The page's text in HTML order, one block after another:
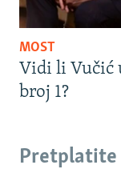
MOST
Vidi li Vučić
broj 1?
Pretplatite